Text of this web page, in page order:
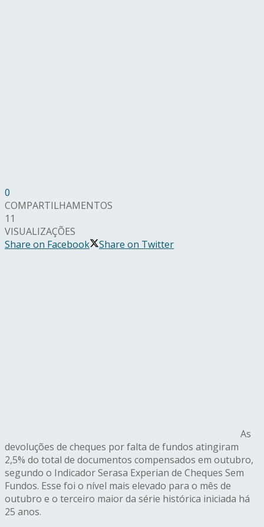
0
COMPARTILHAMENTOS
11
VISUALIZAÇÕES
Share on Facebook
Share on Twitter
As
devoluções de cheques por falta de fundos atingiram
2,5% do total de documentos compensados em outubro,
segundo o Indicador Serasa Experian de Cheques Sem
Fundos. Esse foi o nível mais elevado para o mês de
outubro e o terceiro maior da série histórica iniciada há
25 anos.